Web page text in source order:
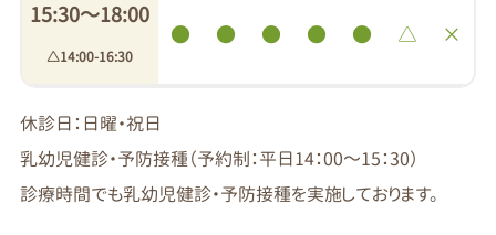
15:30〜18:00
△14:00-16:30
● ● ● ● ● △ ×
休診日：日曜・祝日
乳幼児健診・予防接種（予約制：平日14：00～15：30）
診療時間でも乳幼児健診・予防接種を実施しております。